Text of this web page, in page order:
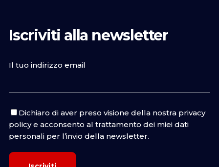
Iscriviti alla newsletter
Il tuo indirizzo email
Dichiaro di aver preso visione della nostra privacy
policye acconsento al trattamento dei miei dati
personali per l’invio della newsletter.